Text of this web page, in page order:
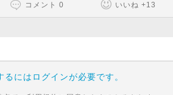
コメント 0 いいね +13
るにはログインが必要です。